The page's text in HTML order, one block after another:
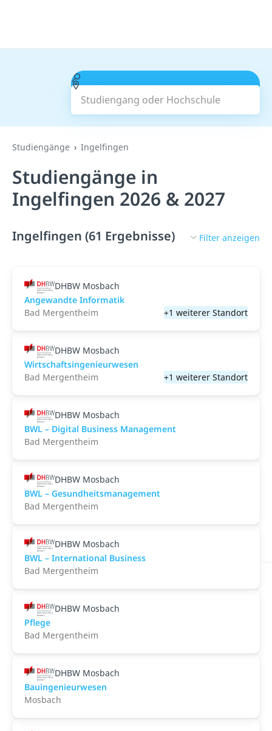
Studiengang oder Hochschule
Suchen
Studiengänge Ingelfingen
Studiengänge in
Ingelfingen 2026 & 2027
Ingelfingen (61 Ergebnisse) Filter anzeigen
DHBW Mosbach
Angewandte Informatik
Bad Mergentheim
+1 weiterer Standort
DHBW Mosbach
Wirtschaftsingenieurwesen
Bad Mergentheim
+1 weiterer Standort
DHBW Mosbach
BWL – Digital Business Management
Bad Mergentheim
DHBW Mosbach
BWL – Gesundheitsmanagement
Bad Mergentheim
DHBW Mosbach
BWL – International Business
Bad Mergentheim
DHBW Mosbach
Pflege
Bad Mergentheim
DHBW Mosbach
Bauingenieurwesen
Mosbach